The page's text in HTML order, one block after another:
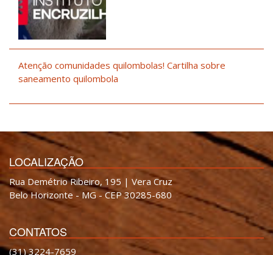
Atenção comunidades quilombolas! Cartilha sobre
saneamento quilombola
LOCALIZAÇÃO
Rua Demétrio Ribeiro, 195 | Vera Cruz
Belo Horizonte - MG - CEP 30285-680
CONTATOS
(31) 3224-7659